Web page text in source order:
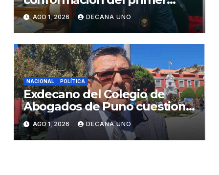
gabinete ministerial de Keiko
Fujimori
AGO 1, 2026 DECANA UNO
NACIONAL POLÍTICA
Exdecano del Colegio de
Abogados de Puno cuestiona
propuestas sobre seguridad
ciudadana
AGO 1, 2026 DECANA UNO